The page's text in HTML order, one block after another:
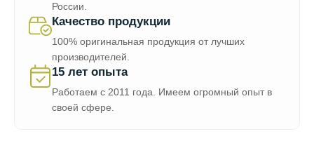
России.
Качество продукции
100% оригинальная продукция от лучших
производителей.
15 лет опыта
Работаем с 2011 года. Имеем огромный опыт в
своей сфере.